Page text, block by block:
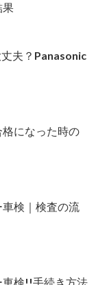
果
夫？Panasonic
になった時の
車検｜検査の流
車検!!手続き方法